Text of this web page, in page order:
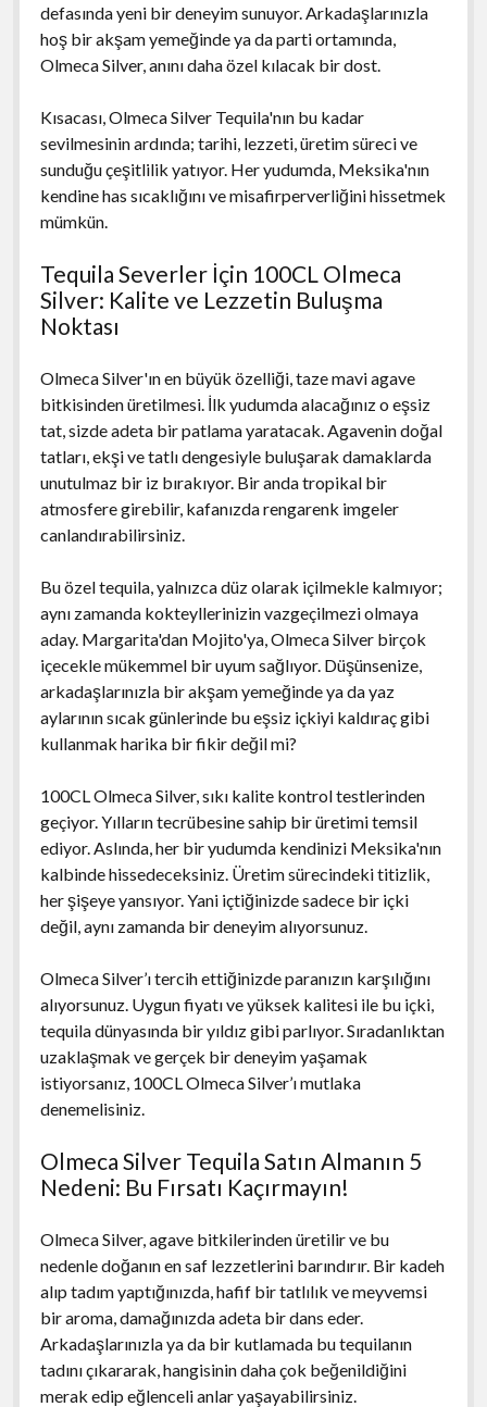
defasında yeni bir deneyim sunuyor. Arkadaşlarınızla
hoş bir akşam yemeğinde ya da parti ortamında,
Olmeca Silver, anını daha özel kılacak bir dost.
Kısacası, Olmeca Silver Tequila'nın bu kadar
sevilmesinin ardında; tarihi, lezzeti, üretim süreci ve
sunduğu çeşitlilik yatıyor. Her yudumda, Meksika'nın
kendine has sıcaklığını ve misafirperverliğini hissetmek
mümkün.
Tequila Severler İçin 100CL Olmeca
Silver: Kalite ve Lezzetin Buluşma
Noktası
Olmeca Silver'ın en büyük özelliği, taze mavi agave
bitkisinden üretilmesi. İlk yudumda alacağınız o eşsiz
tat, sizde adeta bir patlama yaratacak. Agavenin doğal
tatları, ekşi ve tatlı dengesiyle buluşarak damaklarda
unutulmaz bir iz bırakıyor. Bir anda tropikal bir
atmosfere girebilir, kafanızda rengarenk imgeler
canlandırabilirsiniz.
Bu özel tequila, yalnızca düz olarak içilmekle kalmıyor;
aynı zamanda kokteyllerinizin vazgeçilmezi olmaya
aday. Margarita'dan Mojito'ya, Olmeca Silver birçok
içecekle mükemmel bir uyum sağlıyor. Düşünsenize,
arkadaşlarınızla bir akşam yemeğinde ya da yaz
aylarının sıcak günlerinde bu eşsiz içkiyi kaldıraç gibi
kullanmak harika bir fikir değil mi?
100CL Olmeca Silver, sıkı kalite kontrol testlerinden
geçiyor. Yılların tecrübesine sahip bir üretimi temsil
ediyor. Aslında, her bir yudumda kendinizi Meksika'nın
kalbinde hissedeceksiniz. Üretim sürecindeki titizlik,
her şişeye yansıyor. Yani içtiğinizde sadece bir içki
değil, aynı zamanda bir deneyim alıyorsunuz.
Olmeca Silver’ı tercih ettiğinizde paranızın karşılığını
alıyorsunuz. Uygun fiyatı ve yüksek kalitesi ile bu içki,
tequila dünyasında bir yıldız gibi parlıyor. Sıradanlıktan
uzaklaşmak ve gerçek bir deneyim yaşamak
istiyorsanız, 100CL Olmeca Silver’ı mutlaka
denemelisiniz.
Olmeca Silver Tequila Satın Almanın 5
Nedeni: Bu Fırsatı Kaçırmayın!
Olmeca Silver, agave bitkilerinden üretilir ve bu
nedenle doğanın en saf lezzetlerini barındırır. Bir kadeh
alıp tadım yaptığınızda, hafif bir tatlılık ve meyvemsi
bir aroma, damağınızda adeta bir dans eder.
Arkadaşlarınızla ya da bir kutlamada bu tequilanın
tadını çıkararak, hangisinin daha çok beğenildiğini
merak edip eğlenceli anlar yaşayabilirsiniz.